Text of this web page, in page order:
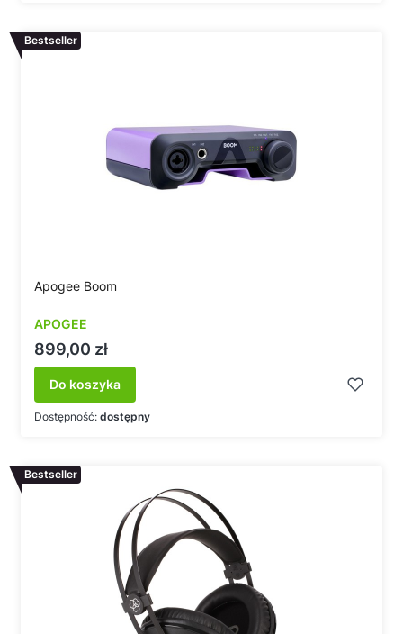
Bestseller
Apogee Boom
APOGEE
Cena
899,00 zł
Do koszyka
Dostępność: dostępny
Bestseller